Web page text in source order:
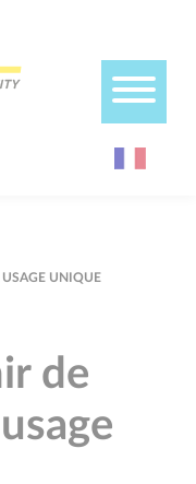
USAGE UNIQUE
de